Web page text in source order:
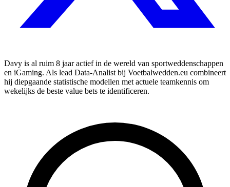
Davy is al ruim 8 jaar actief in de wereld van sportweddenschappen
en iGaming. Als lead Data-Analist bij Voetbalwedden.eu combineert
hij diepgaande statistische modellen met actuele teamkennis om
wekelijks de beste value bets te identificeren.